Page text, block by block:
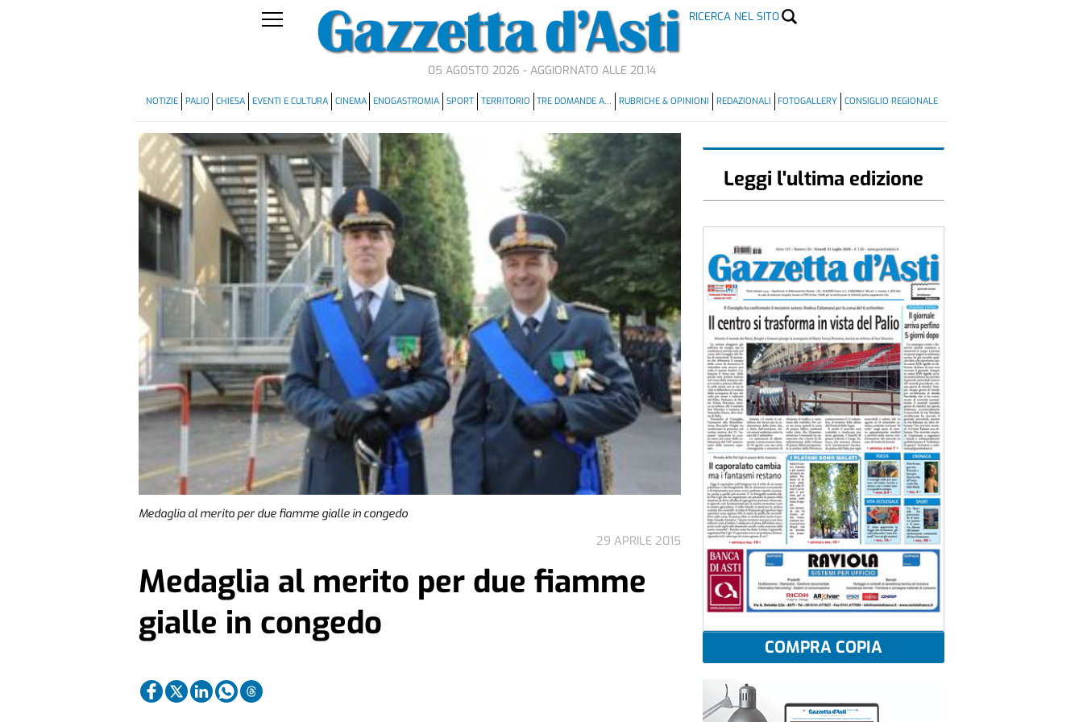
RICERCA NEL SITO
05 AGOSTO 2026 - AGGIORNATO ALLE 20.14
NOTIZIE PALIO CHIESA EVENTI E CULTURA CINEMA ENOGASTROMIA SPORT TERRITORIO TRE DOMANDE A… RUBRICHE & OPINIONI REDAZIONALI FOTOGALLERY CONSIGLIO REGIONALE
Medaglia al merito per due fiamme gialle in congedo
29 APRILE 2015
Medaglia al merito per due fiamme
gialle in congedo
Leggi l'ultima edizione
COMPRA COPIA